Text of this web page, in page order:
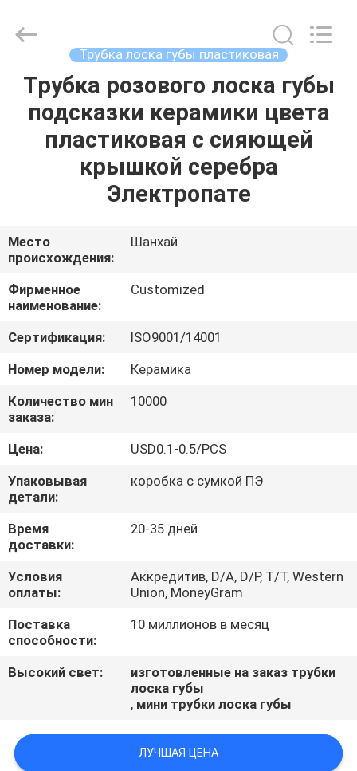
ДОМ
ПРОДУКТЫ
ПУТЕШЕСТВИЕ
ФАБРИКИ
ПРОВЕРКА
КАЧЕСТВА
СВЯЖИТЕСЬ
МЫ
СПРОСИТЕ
ЦИТАТУ
COMPANY
NEWS
Copyright
emptycosmetictube.com.
Reserved.
Трубка лоска губы пластиковая
Трубка розового лоска губы
подсказки керамики цвета
пластиковая с сияющей
крышкой серебра
Электропате
Место
происхождения:
Шанхай
Фирменное
наименование:
Customized
Сертификация:
ISO9001/14001
Номер модели:
Керамика
Количество мин
заказа:
10000
Цена:
USD0.1-0.5/PCS
Упаковывая
детали:
коробка с сумкой ПЭ
Время
доставки:
20-35 дней
Условия
оплаты:
Аккредитив, D/A, D/P, T/T, Western
Union, MoneyGram
Поставка
способности:
10 миллионов в месяц
Высокий свет:
изготовленные на заказ трубки
лоска губы
, мини трубки лоска губы
ЛУЧШАЯ ЦЕНА